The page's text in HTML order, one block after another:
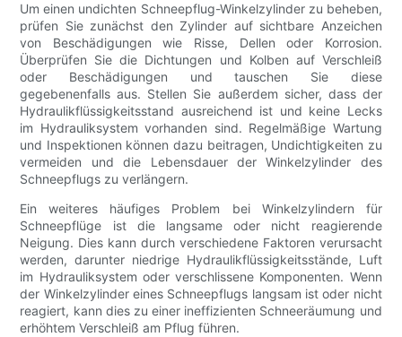
Um einen undichten Schneepflug-Winkelzylinder zu beheben,
prüfen Sie zunächst den Zylinder auf sichtbare Anzeichen
von Beschädigungen wie Risse, Dellen oder Korrosion.
Überprüfen Sie die Dichtungen und Kolben auf Verschleiß
oder Beschädigungen und tauschen Sie diese
gegebenenfalls aus. Stellen Sie außerdem sicher, dass der
Hydraulikflüssigkeitsstand ausreichend ist und keine Lecks
im Hydrauliksystem vorhanden sind. Regelmäßige Wartung
und Inspektionen können dazu beitragen, Undichtigkeiten zu
vermeiden und die Lebensdauer der Winkelzylinder des
Schneepflugs zu verlängern.
Ein weiteres häufiges Problem bei Winkelzylindern für
Schneepflüge ist die langsame oder nicht reagierende
Neigung. Dies kann durch verschiedene Faktoren verursacht
werden, darunter niedrige Hydraulikflüssigkeitsstände, Luft
im Hydrauliksystem oder verschlissene Komponenten. Wenn
der Winkelzylinder eines Schneepflugs langsam ist oder nicht
reagiert, kann dies zu einer ineffizienten Schneeräumung und
erhöhtem Verschleiß am Pflug führen.